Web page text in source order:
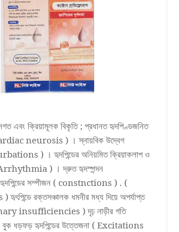
এবং ক্রিয়ামূলক বিকৃতি ; প্রধানত হৃদপিণ্ডজনিত
neurosis ) । স্নায়বিক উদ্বেগ
) ।হৃদপিন্ডের অনিয়মিত ক্রিয়াকলাপ ও
) । দ্রুত হৃদস্পন্দন
হৃদপিন্ডের সম্পীজন ( constnctions ) . (
)হৃৎপিন্ডে রক্তসঞ্চালক ধমনীর মধ্য দিয়ে অপর্যাপ্ত
insufficiencies ) দৃঢ় নাড়ীর গতি
বুক ধড়ফড় হৃদপিন্ডের উত্তেজনা ( Excitations